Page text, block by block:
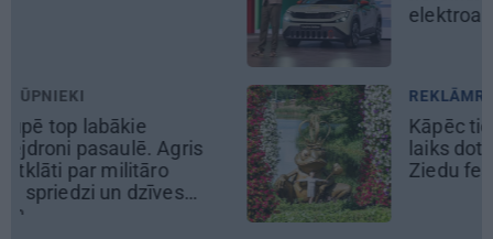
elektroautoEpiq
REKLĀMRAKSTS
Kāpēc tieši tagad ir labākais
laiks doties uz Pakrojas muižas
Ziedu festivālu?